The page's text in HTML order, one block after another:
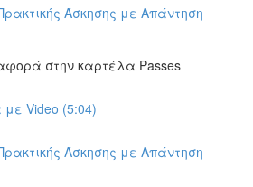
Άσκησης με Απάντηση
στην καρτέλα Passes
Video (5:04)
Άσκησης με Απάντηση